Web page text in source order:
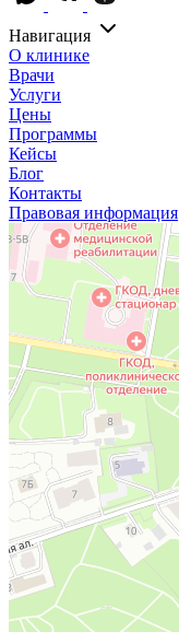
Навигация
О клинике
Врачи
Услуги
Цены
Программы
Кейсы
Блог
Контакты
Правовая информация